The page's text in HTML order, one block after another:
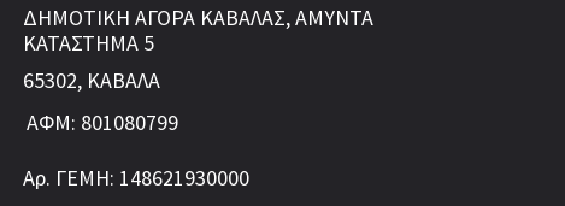
ΔΗΜΟΤΙΚΗ ΑΓΟΡΑ ΚΑΒΑΛΑΣ, ΑΜΥΝΤΑ
ΚΑΤΑΣΤΗΜΑ 5
65302, ΚΑΒΑΛΑ
ΑΦΜ: 801080799
Αρ. ΓΕΜΗ: 148621930000